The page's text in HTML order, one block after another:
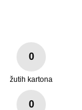
0
žutih kartona
0